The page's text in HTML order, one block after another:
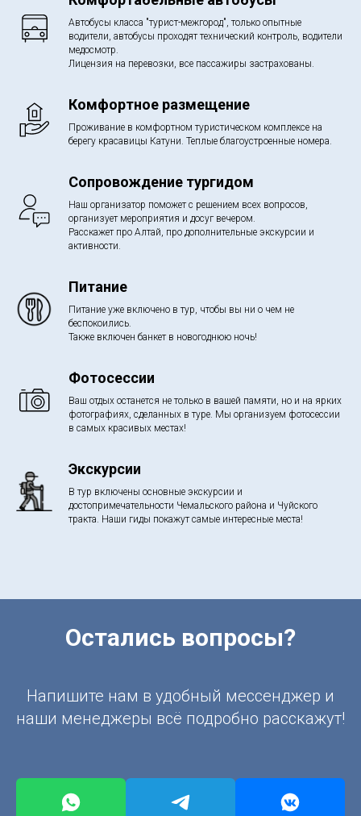
Автобусы класса "турист-межгород", только опытные
водители, автобусы проходят технический контроль, водители
медосмотр.
Лицензия на перевозки, все пассажиры застрахованы.
Комфортное размещение
Проживание в комфортном туристическом комплексе на
берегу красавицы Катуни. Теплые благоустроенные номера.
Сопровождение тургидом
Наш организатор поможет с решением всех вопросов,
организует мероприятия и досуг вечером.
Расскажет про Алтай, про дополнительные экскурсии и
активности.
Питание
Питание уже включено в тур, чтобы вы ни о чем не
беспокоились.
Также включен банкет в новогоднюю ночь!
Фотосессии
Ваш отдых останется не только в вашей памяти, но и на ярких
фотографиях, сделанных в туре. Мы организуем фотосессии
в самых красивых местах!
Экскурсии
В тур включены основные экскурсии и
достопримечательности Чемальского района и Чуйского
тракта. Наши гиды покажут самые интересные места!
Остались вопросы?
Напишите нам в удобный мессенджер и
наши менеджеры всё подробно расскажут!